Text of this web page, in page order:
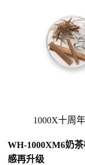
1000X十周
WH-1000XM6奶
感再升级